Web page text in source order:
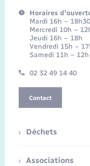
Horaires
Mardi 16h – 18h30
Mercredi 10h –
Jeudi 16h – 18h
Vendredi 15h –
Samedi 11h –
02 32 49 14 40
Contact
Déchets
Associations